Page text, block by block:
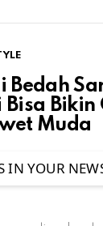
Bedah
Bikin
Muda
IN YOUR